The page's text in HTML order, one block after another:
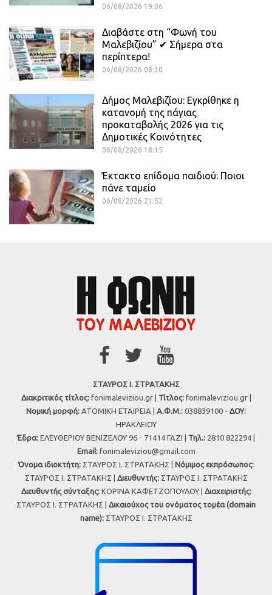
06/08/2026 19:06
Διαβάστε στη “Φωνή του
Μαλεβιζίου” ✔ Σήμερα στα
περίπτερα!
06/08/2026 08:30
Δήμος Μαλεβιζίου: Εγκρίθηκε η
κατανομή της πάγιας
προκαταβολής 2026 για τις
Δημοτικές Κοινότητες
06/08/2026 18:15
Έκτακτο επίδομα παιδιού: Ποιοι
πάνε ταμείο
06/08/2026 21:52
ΣΤΑΥΡΟΣ Ι. ΣΤΡΑΤΑΚΗΣ
Διακριτικός τίτλος:fonimaleviziou.gr | Τίτλος:fonimaleviziou.gr |
Νομική μορφή: ΑΤΟΜΙΚΗ ΕΤΑΙΡΕΙΑ | Α.Φ.Μ.: 038839100 - ΔΟΥ:
ΗΡΑΚΛΕΙΟΥ
Έδρα: ΕΛΕΥΘΕΡΙΟΥ ΒΕΝΙΖΕΛΟΥ 96 - 71414 ΓΑΖΙ | Τηλ.: 2810 822294 |
Εmail: fonimaleviziou@gmail.com
Όνομα ιδιοκτήτη: ΣΤΑΥΡΟΣ Ι. ΣΤΡΑΤΑΚΗΣ | Νόμιμος εκπρόσωπος:
ΣΤΑΥΡΟΣ Ι. ΣΤΡΑΤΑΚΗΣ | Διευθυντής:ΣΤΑΥΡΟΣ Ι. ΣΤΡΑΤΑΚΗΣ
Διευθυντής σύνταξης:ΚΟΡΙΝΑ ΚΑΦΕΤΖΟΠΟΥΛΟΥ | Διαχειριστής:
ΣΤΑΥΡΟΣ Ι. ΣΤΡΑΤΑΚΗΣ | Δικαιούχος του ονόματος τομέα (domain
name):ΣΤΑΥΡΟΣ Ι. ΣΤΡΑΤΑΚΗΣ